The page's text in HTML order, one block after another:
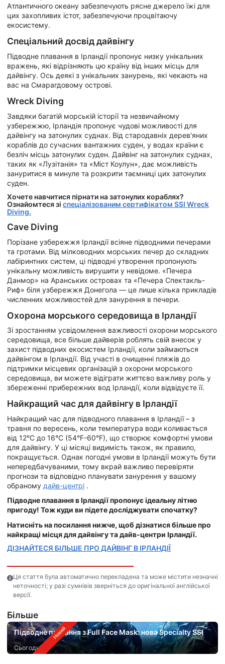
Атлантичного океану забезпечують рясне джерело їжі для
цих захопливих істот, забезпечуючи процвітаючу
екосистему.
Спеціальний досвід дайвінгу
Підводне плавання в Ірландії пропонує низку унікальних
вражень, які відрізняють цю країну від інших місць для
дайвінгу. Ось деякі з унікальних занурень, які чекають на
вас на Смарагдовому острові.
Wreck Diving
Завдяки багатій морській історії та незвичайному
узбережжю, Ірландія пропонує чудові можливості для
дайвінгу на затонулих суднах. Від стародавніх дерев'яних
кораблів до сучасних вантажних суден, у водах країни є
безліч місць затонулих суден. Дайвінг на затонулих суднах,
таких як «Лузітанія» та «Міст Коулун», дає можливість
зануритися в минуле та розкрити таємниці цих затонулих
суден.
Хочете навчитися пірнати на затонулих кораблях?
Ознайомтеся зі спеціалізованим сертифікатом SSI Wreck
Diving.
Cave Diving
Порізане узбережжя Ірландії всіяне підводними печерами
та гротами. Від мілководних морських печер до складних
лабіринтних систем, ці підводні утворення пропонують
унікальну можливість вирушити у невідоме. «Печера
Данмор» на Аранських островах та «Печера Спектакль-
Риф» біля узбережжя Донегола — це лише кілька прикладів
численних можливостей для занурення в печери.
Охорона морського середовища в Ірландії
Зі зростанням усвідомлення важливості охорони морського
середовища, все більше дайверів роблять свій внесок у
захист підводних екосистем Ірландії, коли займаються
дайвінгом в Ірландії. Від участі в очищенні пляжів до
підтримки місцевих організацій з охорони морського
середовища, ви можете відіграти життєво важливу роль у
збереженні прибережних вод Ірландії, коли відвідуєте її.
Найкращий час для дайвінгу в Ірландії
Найкращий час для підводного плавання в Ірландії – з
травня по вересень, коли температура води коливається
від 12°C до 16°C (54°F-60°F), що створює комфортні умови
для дайвінгу. У ці місяці видимість також, як правило,
покращується. Однак погодні умови в Ірландії можуть бути
непередбачуваними, тому вкрай важливо перевіряти
прогнози та відповідно планувати занурення у вашому
обраному дайв-центрі .
Підводне плавання в Ірландії пропонує ідеальну літню
пригоду! Тож куди ви підете досліджувати спочатку?
Натисніть на посилання нижче, щоб дізнатися більше про
найкращі місця для дайвінгу та дайв-центри Ірландії.
ДІЗНАЙТЕСЯ БІЛЬШЕ ПРО ДАЙВІНГ В ІРЛАНДІЇ
Ця стаття була автоматично перекладена та може містити незначні
неточності; у разі сумнівів зверніться до оригінальної англійської
версії.
Бiльше
Підводне плавання з Full Face Mask: нова Specialty SSI
Сьогодні